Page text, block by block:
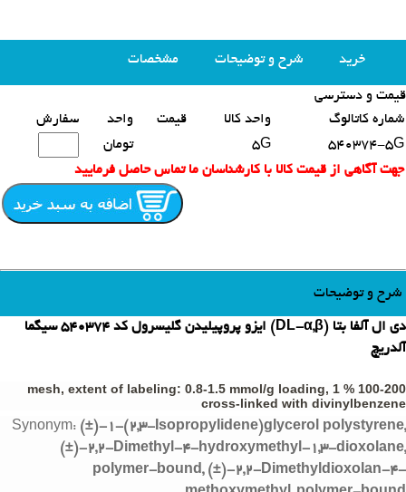
خرید شرح و توضیحات مشخصات
محصولات مشابه
قیمت و دسترسی
شماره کاتالوگ
واحد کالا قیمت واحد
سفارش
540374-5G
5G
تومان
جهت آگاهی از قیمت کالا با کارشناسان ما تماس حاصل فرمایید
شرح و توضیحات
دی ال آلفا بتا (DL-α,β) ایزو پروپیلیدن گلیسرول کد 540374 سیگما
آلدریچ
100-200 mesh, extent of labeling: 0.8-1.5 mmol/g loading, 1 %
cross-linked with divinylbenzene
Synonym: (±)-1-(2,3-Isopropylidene)glycerol polystyrene,
(±)-2,2-Dimethyl-4-hydroxymethyl-1,3-dioxolane,
polymer-bound, (±)-2,2-Dimethyldioxolan-4-